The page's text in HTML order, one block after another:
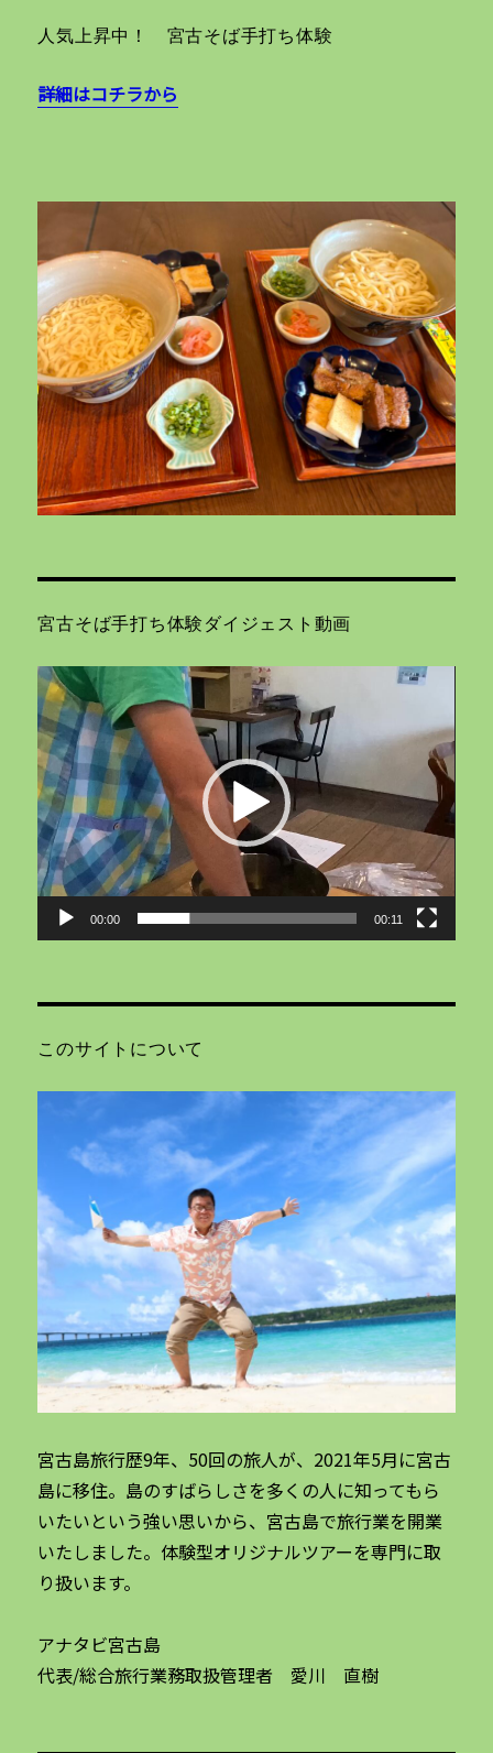
人気上昇中！ 宮古そば手打ち体験
詳細はコチラから
宮古そば手打ち体験ダイジェスト動画
動
画
プ
レ
ー
ヤ
ー
00:00 00:11
このサイトについて
宮古島旅行歴9年、50回の旅人が、2021年5月に宮古
島に移住。島のすばらしさを多くの人に知ってもら
いたいという強い思いから、宮古島で旅行業を開業
いたしました。体験型オリジナルツアーを専門に取
り扱います。
アナタビ宮古島
代表/総合旅行業務取扱管理者 愛川 直樹